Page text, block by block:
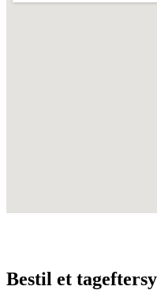
Bestil et